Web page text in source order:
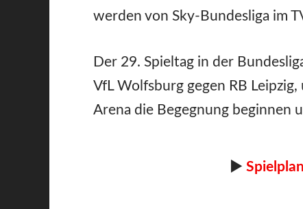
werden von Sky-Bundesliga im
Der 29. Spieltag in der
VfL Wolfsburg gegen RB
Arena die Begegnung beginnen
►